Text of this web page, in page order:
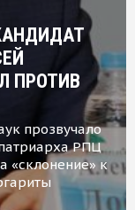
ПРОТИВ
прозвучало
РПЦ
«склонение» к